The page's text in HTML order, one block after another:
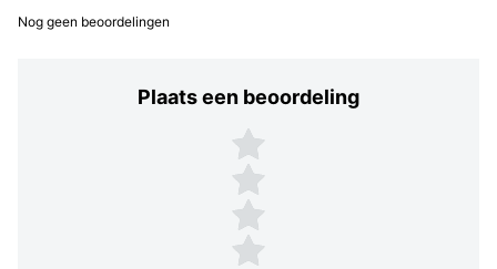
Nog geen beoordelingen
Plaats een beoordeling
Plaats een beoordeling
5 sterren
4 sterren
3 sterren
2 sterren